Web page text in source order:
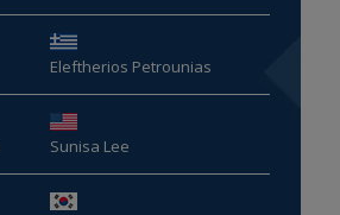
Eleftherios Petrounias
Sunisa Lee